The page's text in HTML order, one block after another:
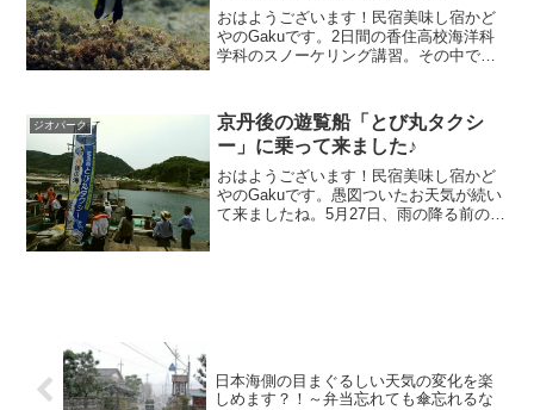
おはようございます！民宿美味し宿かど
やのGakuです。2日間の香住高校海洋科
学科のスノーケリング講習。その中でと
イの幼魚本来は南方系のお魚です。私自
身、日本海側で見たの...
ジオパーク
京丹後の遊覧船「とび丸タクシ
ー」に乗って来ました♪
おはようございます！民宿美味し宿かど
やのGakuです。愚図ついたお天気が続い
て来ましたね。5月27日、雨の降る前の日
日本海側の目まぐるしい天気の変化を楽
しめます？！～弁当忘れても傘忘れるな